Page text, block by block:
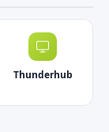
Thunderhub